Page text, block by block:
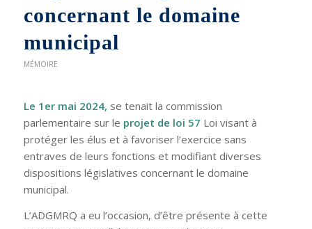
concernant le domaine
municipal
MÉMOIRE
Le 1er mai 2024, se tenait la commission
parlementaire sur le projet de loi 57 Loi visant à
protéger les élus et à favoriser l’exercice sans
entraves de leurs fonctions et modifiant diverses
dispositions législatives concernant le domaine
municipal.
L’ADGMRQ a eu l’occasion, d’être présente à cette